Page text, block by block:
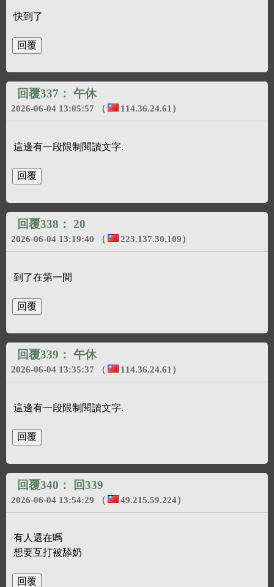
快到了
回覆337： 午休
2026-06-04 13:05:57 （ 114.36.24.61 ）
這邊有一段限制閱讀文字.
回覆338： 20
2026-06-04 13:19:40 （ 223.137.30.109）
到了在第一間
回覆339： 午休
2026-06-04 13:35:37 （ 114.36.24.61 ）
這邊有一段限制閱讀文字.
回覆340： 回339
2026-06-04 13:54:29 （ 49.215.59.224）
有人還在嗎
想要互打被舔奶